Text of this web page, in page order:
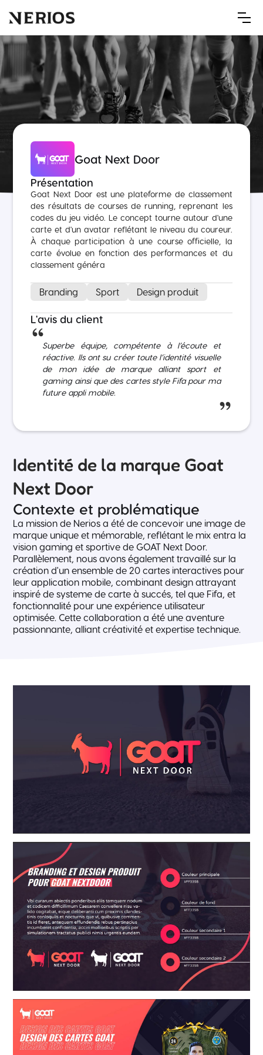
Goat Next Door
Présentation
Goat Next Door est une plateforme de classement
des résultats de courses de running, reprenant les
codes du jeu vidéo. Le concept tourne autour d'une
carte et d'un avatar reflétant le niveau du coureur.
À chaque participation à une course officielle, la
carte évolue en fonction des performances et du
classement généra
Branding Sport Design produit
L'avis du client
Superbe équipe, compétente à l’écoute et
réactive. Ils ont su créer toute l’identité visuelle
de mon idée de marque alliant sport et
gaming ainsi que des cartes style Fifa pour ma
future appli mobile.
Identité de la marque Goat
Next Door
Contexte et problématique
La mission de Nerios a été de concevoir une image de
marque unique et mémorable, reflétant le mix entra la
vision gaming et sportive de GOAT Next Door.
Parallèlement, nous avons également travaillé sur la
création d'un ensemble de 20 cartes interactives pour
leur application mobile, combinant design attrayant
inspiré de systeme de carte à succés, tel que Fifa, et
fonctionnalité pour une expérience utilisateur
optimisée. Cette collaboration a été une aventure
passionnante, alliant créativité et expertise technique.